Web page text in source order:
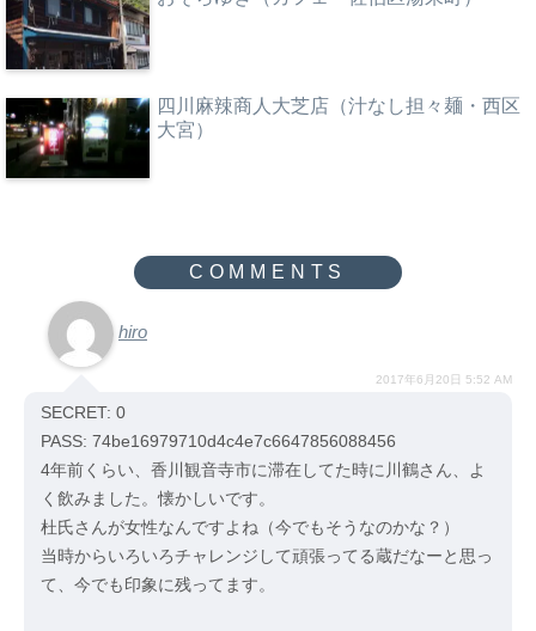
四川麻辣商人大芝店（汁なし担々麺・西区
大宮）
hiro
2017年6月20日 5:52 AM
SECRET: 0
PASS: 74be16979710d4c4e7c6647856088456
4年前くらい、香川観音寺市に滞在してた時に川鶴さん、よ
く飲みました。懐かしいです。
杜氏さんが女性なんですよね（今でもそうなのかな？）
当時からいろいろチャレンジして頑張ってる蔵だなーと思っ
て、今でも印象に残ってます。